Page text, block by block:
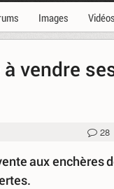
Images Vidéos
vendre
28
aux enchères